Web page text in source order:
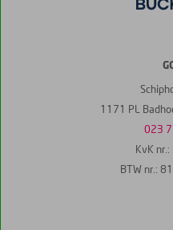
1171 PL
023
KvK
BTW nr.: